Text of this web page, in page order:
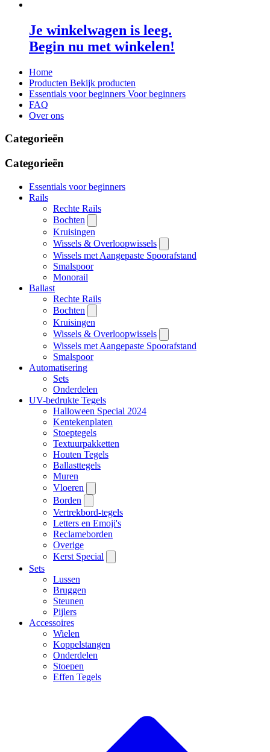
Je winkelwagen is leeg.
Begin nu met winkelen!
Home
Producten Bekijk producten
Essentials voor beginners Voor beginners
FAQ
Over ons
Categorieën
Categorieën
Essentials voor beginners
Rails
Rechte Rails
Bochten
Kruisingen
Wissels & Overloopwissels
Wissels met Aangepaste Spoorafstand
Smalspoor
Monorail
Ballast
Rechte Rails
Bochten
Kruisingen
Wissels & Overloopwissels
Wissels met Aangepaste Spoorafstand
Smalspoor
Automatisering
Sets
Onderdelen
UV-bedrukte Tegels
Halloween Special 2024
Kentekenplaten
Stoeptegels
Textuurpakketten
Houten Tegels
Ballasttegels
Muren
Vloeren
Borden
Vertrekbord-tegels
Letters en Emoji's
Reclameborden
Overige
Kerst Special
Sets
Lussen
Bruggen
Steunen
Pijlers
Accessoires
Wielen
Koppelstangen
Onderdelen
Stoepen
Effen Tegels